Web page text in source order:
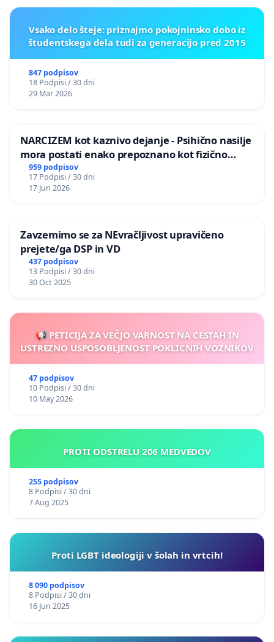
Vsako delo šteje: priznajmo pokojninsko dobo iz
študentskega dela tudi za generacijo pred 2015
847 podpisov
18 Podpisi / 30 dni
29 Mar 2026
NARCIZEM kot kaznivo dejanje - Psihično nasilje
mora postati enako prepoznano kot fizično
nasilje
959 podpisov
17 Podpisi / 30 dni
17 Jun 2026
Zavzemimo se za NEvračljivost upravičeno
prejete/ga DSP in VD
437 podpisov
13 Podpisi / 30 dni
30 Oct 2025
📢 PETICIJA ZA VEČJO VARNOST NA CESTAH IN
USTREZNO USPOSOBLJENOST POKLICNIH VOZNIKOV
47 podpisov
10 Podpisi / 30 dni
10 May 2026
PROTI ODSTRELU 206 MEDVEDOV
255 podpisov
8 Podpisi / 30 dni
7 Aug 2025
Proti LGBT ideologiji v šolah in vrtcih!
8 090 podpisov
8 Podpisi / 30 dni
16 Jun 2025